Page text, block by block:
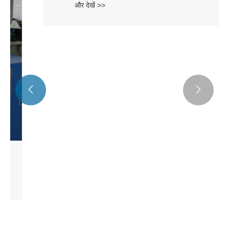
और देखें >>
 